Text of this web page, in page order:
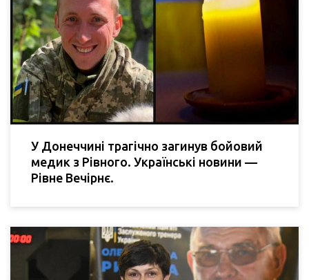
У Донеччині трагічно загинув бойовий
медик з Рівного. Українські новини —
Рівне Вечірнє.